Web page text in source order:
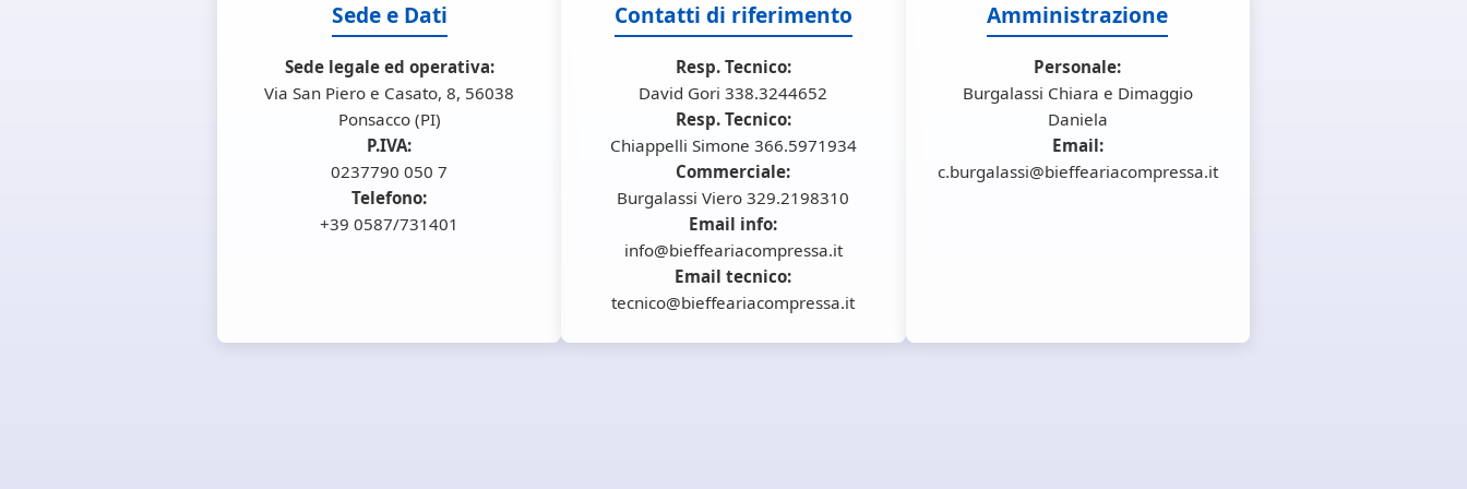
Sede e Dati
Sede legale ed operativa:
Via San Piero e Casato, 8, 56038
Ponsacco (PI)
P.IVA:
0237790 050 7
Telefono:
+39 0587/731401
Contatti di riferimento
Resp. Tecnico:
David Gori 338.3244652
Resp. Tecnico:
Chiappelli Simone 366.5971934
Commerciale:
Burgalassi Viero 329.2198310
Email info:
info@bieffeariacompressa.it
Email tecnico:
tecnico@bieffeariacompressa.it
Amministrazione
Personale:
Burgalassi Chiara e Dimaggio
Daniela
Email:
c.burgalassi@bieffeariacompressa.it